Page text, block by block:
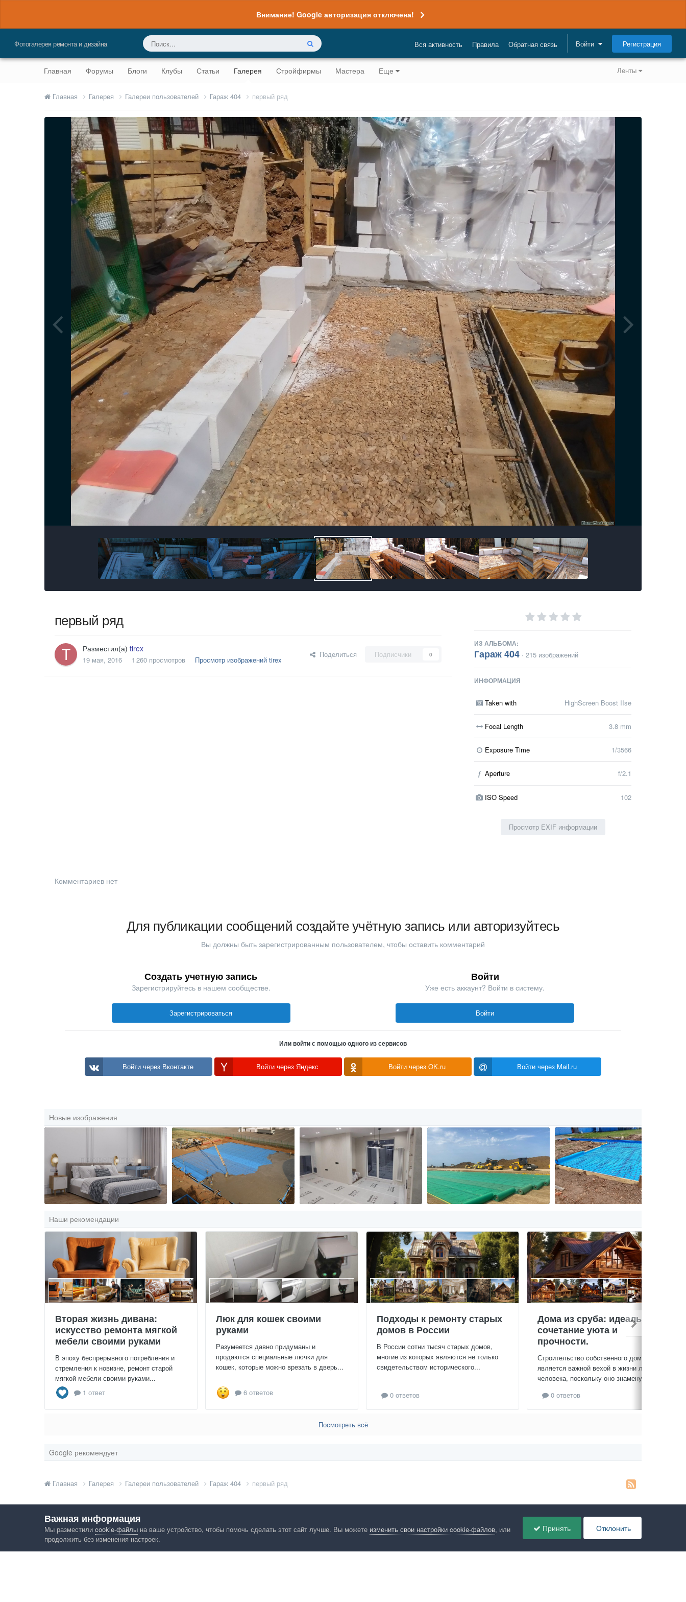
Внимание! Google авторизация отключена!
Фотогалерея ремонта и дизайна Вся активность Правила Обратная связь Войти Регистрация
Ленты
Главная Форумы Блоги Клубы Статьи Галерея Стройфирмы Мастера Еще
Главная Галерея Галереи пользователей Гараж 404 первый ряд
первый ряд
Разместил(а) tirex
19 мая, 2016 1 260 просмотров Просмотр изображений tirex
Поделиться Подписчики 0
ИЗ АЛЬБОМА:
Гараж 404 · 215 изображений
ИНФОРМАЦИЯ
Taken with HighScreen Boost IIse
Focal Length 3.8 mm
Exposure Time 1/3566
f Aperture f/2.1
ISO Speed 102
Просмотр EXIF информации
Комментариев нет
Для публикации сообщений создайте учётную запись или авторизуйтесь
Вы должны быть зарегистрированным пользователем, чтобы оставить комментарий
Создать учетную запись
Зарегистрируйтесь в нашем сообществе.
Зарегистрироваться
Войти
Уже есть аккаунт? Войти в систему.
Войти
Или войти с помощью одного из сервисов
Войти через Вконтакте Войти через Яндекс Войти через OK.ru Войти через Mail.ru
Новые изображения
Наши рекомендации
Вторая жизнь дивана:
искусство ремонта мягкой
мебели своими руками
В эпоху беспрерывного потребления и
стремления к новизне, ремонт старой
мягкой мебели своими руками...
1 ответ
Люк для кошек своими
руками
Разумеется давно придуманы и
продаются специальные лючки для
кошек, которые можно врезать в дверь...
6 ответов
Подходы к ремонту старых
домов в России
В России сотни тысяч старых домов,
многие из которых являются не только
свидетельством исторического...
0 ответов
Дома из сруба: идеальное
сочетание уюта и
прочности.
Строительство собственного дома
является важной вехой в жизни любого
человека, поскольку оно знаменует...
0 ответов
Посмотреть всё
Google рекомендует
Главная Галерея Галереи пользователей Гараж 404 первый ряд
Язык Конфиденциальность Обратная связь Cookies Правила Таблица лидеров Администрация
Важная информация
Мы разместили cookie-файлы на ваше устройство, чтобы помочь сделать этот сайт лучше. Вы можете изменить свои настройки cookie-файлов, или
продолжить без изменения настроек.
Принять Отклонить